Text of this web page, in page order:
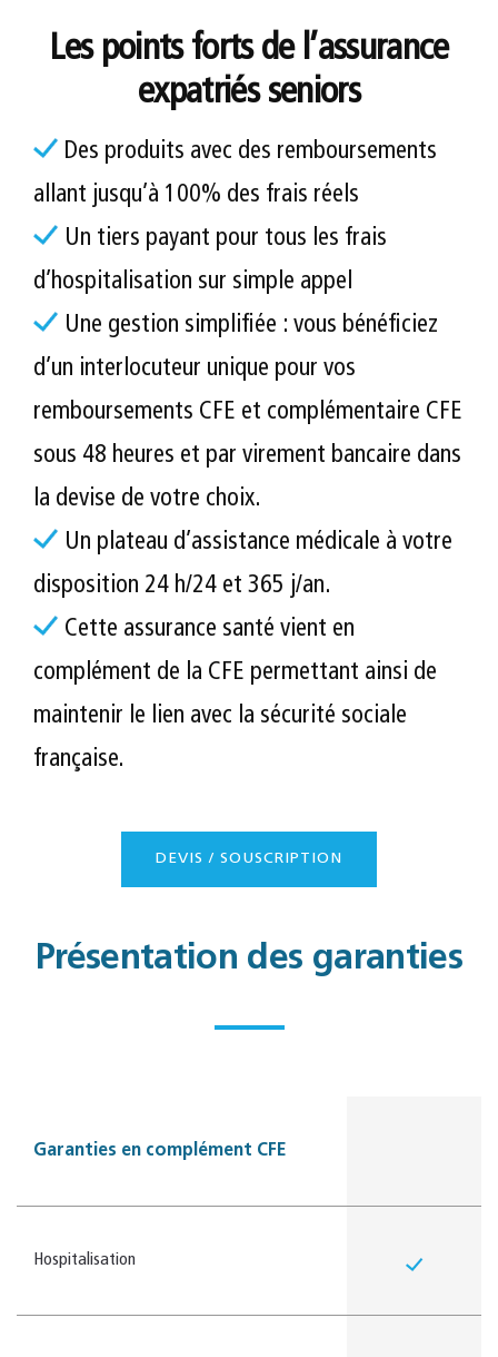
Les points forts de l’assurance
expatriés seniors
Des produits avec des remboursements
allant jusqu’à 100% des frais réels
Un tiers payant pour tous les frais
d’hospitalisation sur simple appel
Une gestion simplifiée : vous bénéficiez
d’un interlocuteur unique pour vos
remboursements CFE et complémentaire CFE
sous 48 heures et par virement bancaire dans
la devise de votre choix.
Un plateau d’assistance médicale à votre
disposition 24 h/24 et 365 j/an.
Cette assurance santé vient en
complément de la CFE permettant ainsi de
maintenir le lien avec la sécurité sociale
française.
DEVIS / SOUSCRIPTION
Présentation des garanties
Garanties en complément CFE
Hospitalisation